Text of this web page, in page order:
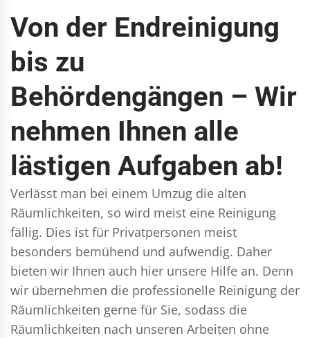
Von der Endreinigung
bis zu
Behördengängen – Wir
nehmen Ihnen alle
lästigen Aufgaben ab!
Verlässt man bei einem Umzug die alten
Räumlichkeiten, so wird meist eine Reinigung
fällig. Dies ist für Privatpersonen meist
besonders bemühend und aufwendig. Daher
bieten wir Ihnen auch hier unsere Hilfe an. Denn
wir übernehmen die professionelle Reinigung der
Räumlichkeiten gerne für Sie, sodass die
Räumlichkeiten nach unseren Arbeiten ohne